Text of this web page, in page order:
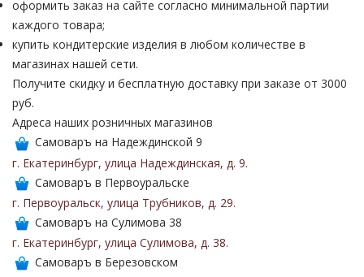
оформить заказ на сайте согласно минимальной партии
каждого товара;
купить кондитерские изделия в любом количестве в
магазинах нашей сети.
Получите скидку и бесплатную доставку при заказе от 3000
руб.
Адреса наших розничных магазинов
Самоваръ на Надеждинской 9
г. Екатеринбург, улица Надеждинская, д. 9.
Самоваръ в Первоуральске
г. Первоуральск, улица Трубников, д. 29.
Самоваръ на Сулимова 38
г. Екатеринбург, улица Сулимова, д. 38.
Самоваръ в Березовском